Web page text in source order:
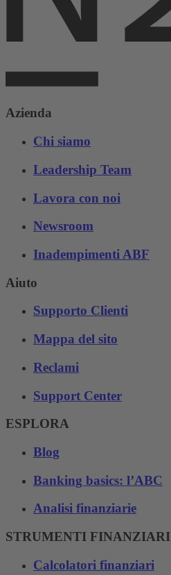
Azienda
Chi siamo
Leadership Team
Lavora con noi
Newsroom
Inadempimenti ABF
Aiuto
Supporto Clienti
Mappa del sito
Reclami
Support Center
ESPLORA
Blog
Banking basics: l’ABC
Analisi finanziarie
STRUMENTI FINANZIARI
Calcolatori finanziari